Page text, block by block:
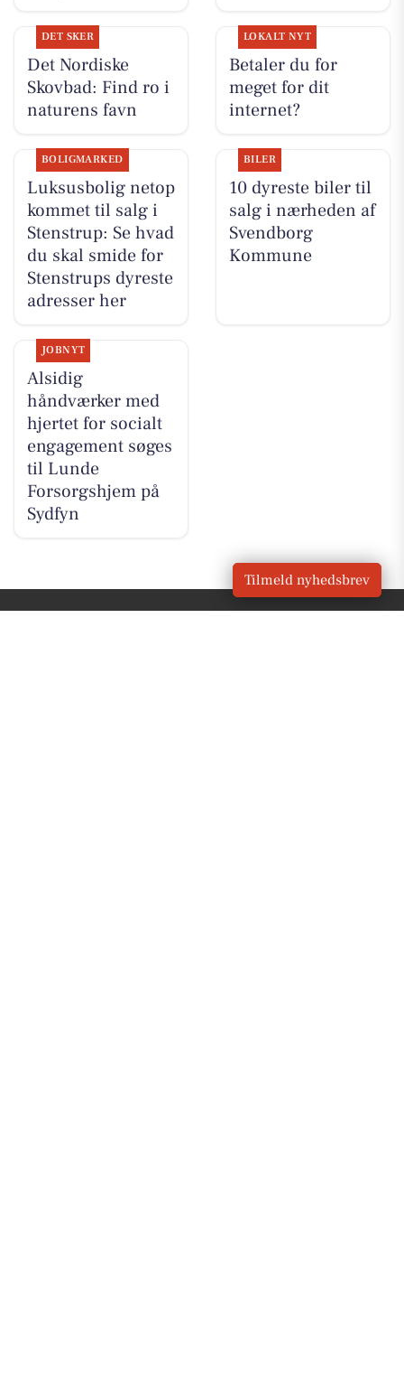
DET SKER
Det Nordiske
Skovbad: Find ro i
naturens favn
LOKALT NYT
Betaler du for
meget for dit
internet?
BOLIGMARKED
Luksusbolig netop
kommet til salg i
Stenstrup: Se hvad
du skal smide for
Stenstrups dyreste
adresser her
BILER
10 dyreste biler til
salg i nærheden af
Svendborg
Kommune
JOBNYT
Alsidig
håndværker med
hjertet for socialt
engagement søges
til Lunde
Forsorgshjem på
Sydfyn
Tilmeld nyhedsbrev